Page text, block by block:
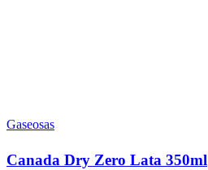
Gaseosas
Canada Dry Zero Lata 350ml